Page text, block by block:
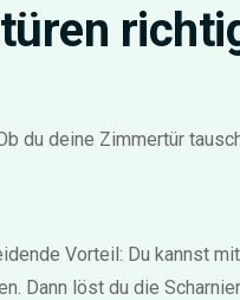
du deine Zimmertür
Vorteil: Du kannst
Dann löst du die